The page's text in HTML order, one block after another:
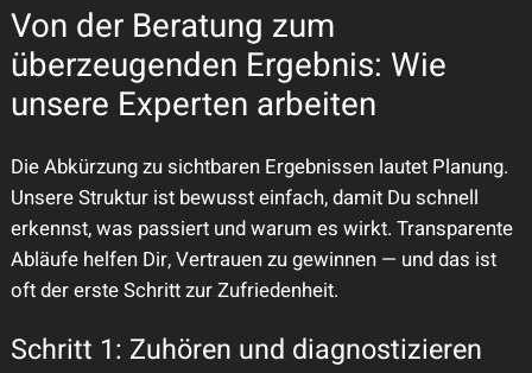
Von der Beratung zum
überzeugenden Ergebnis: Wie
unsere Experten arbeiten
Die Abkürzung zu sichtbaren Ergebnissen lautet Planung.
Unsere Struktur ist bewusst einfach, damit Du schnell
erkennst, was passiert und warum es wirkt. Transparente
Abläufe helfen Dir, Vertrauen zu gewinnen — und das ist
oft der erste Schritt zur Zufriedenheit.
Schritt 1: Zuhören und diagnostizieren